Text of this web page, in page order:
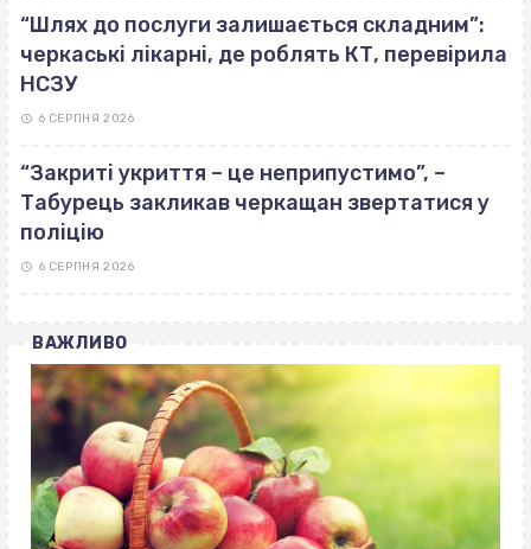
“Шлях до послуги залишається складним”:
черкаські лікарні, де роблять КТ, перевірила
НСЗУ
6 СЕРПНЯ 2026
“Закриті укриття – це неприпустимо”, –
Табурець закликав черкащан звертатися у
поліцію
6 СЕРПНЯ 2026
ВАЖЛИВО